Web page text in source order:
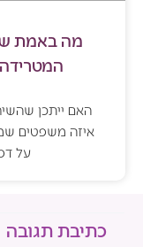
מה באמת
האם ייתכן
איזה משפטים
על
כתיבת תגובה